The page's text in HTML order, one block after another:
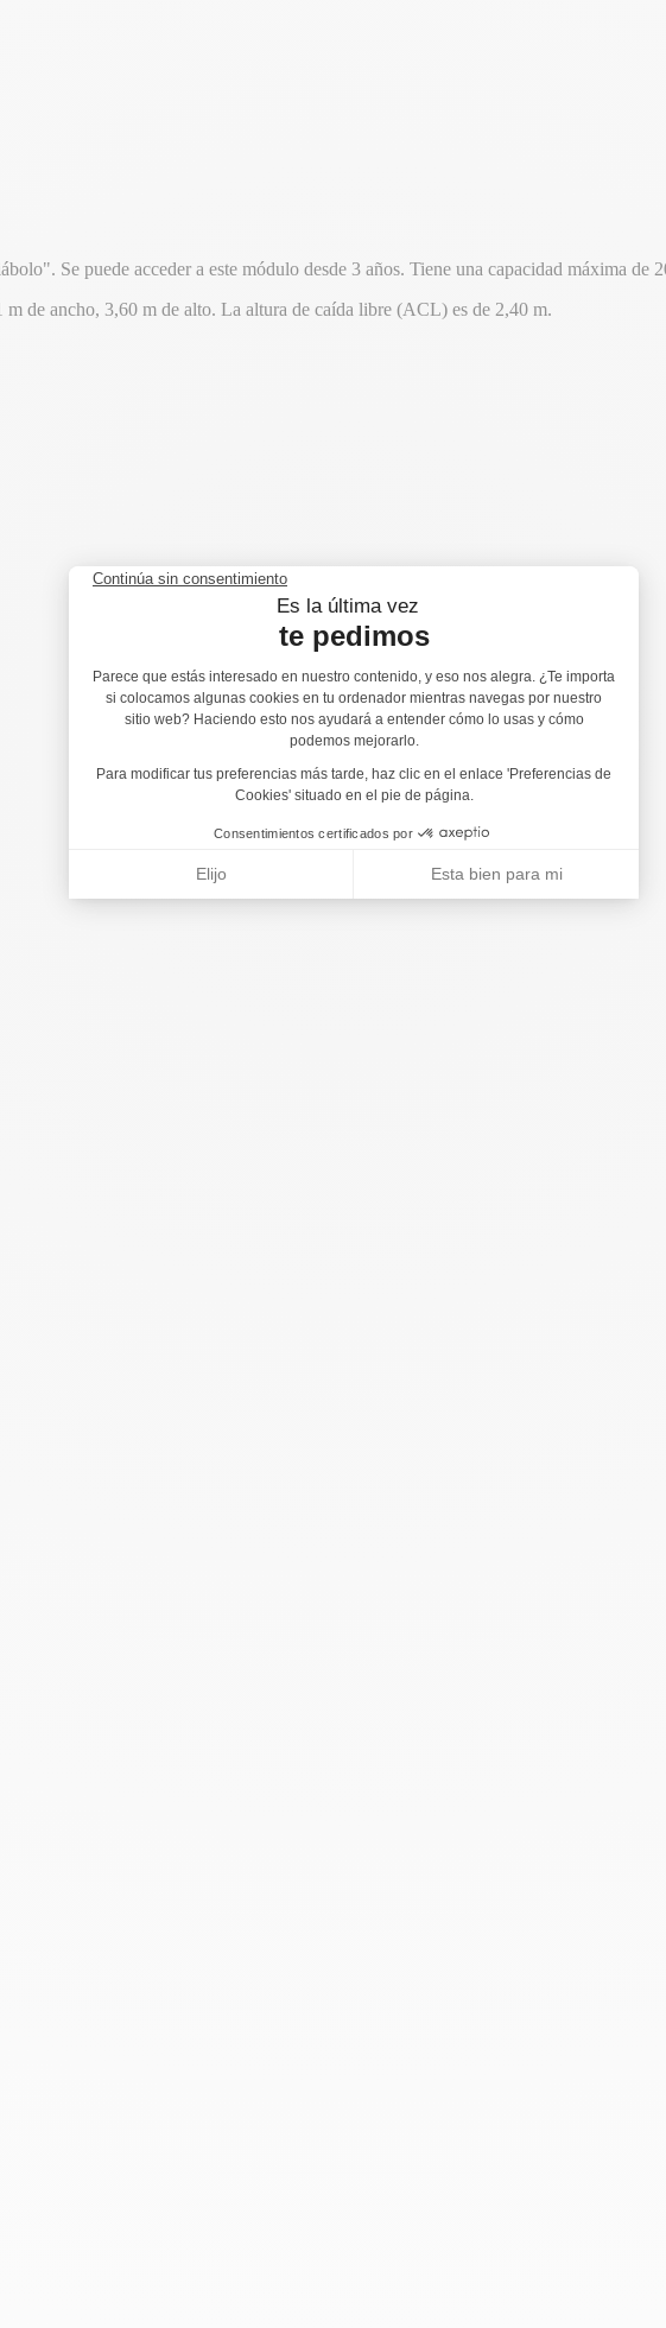
Se puede acceder a este módulo desde 3 años. Tiene una capacidad máxima de
de ancho, 3,60 m de alto. La altura de caída libre (ACL) es de 2,40 m.